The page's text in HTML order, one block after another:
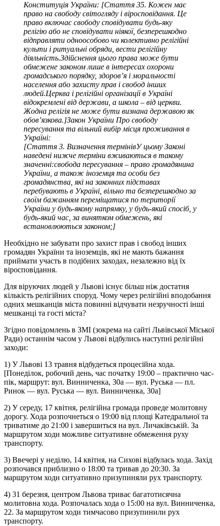
Конституція України: [Стаття 35. Кожен має
право на свободу світогляду і віросповідання. Це
право включає свободу сповідувати будь-яку
релігію або не сповідувати ніякої, безперешкодно
відправляти одноособово чи колективно релігійні
культи і ритуальні обряди, вести релігійну
діяльність.Здійснення цього права може бути
обмежене законом лише в інтересах охорони
громадського порядку, здоров’я і моральності
населення або захисту прав і свобод інших
людей.Церква і релігійні організації в Україні
відокремлені від держави, а школа – від церкви.
Жодна релігія не може бути визнана державою як
обов’язкова.]Закон України Про свободу
пересування та вільний вибір місця проживання в
Україні:
[Стаття 3. Визначення термінівУ цьому Законі
наведені нижче терміни вживаються в такому
значенні:свобода пересування – право громадянина
України, а також іноземця та особи без
громадянства, які на законних підставах
перебувають в Україні, вільно та безперешкодно за
своїм бажанням переміщатися по території
України у будь-якому напрямку, у будь-який спосіб, у
будь-який час, за винятком обмежень, які
встановлюються законом;]
Необхідно не забувати про захист прав і свобод інших
громадян України та іноземців, які не мають бажання
приймати участь в подібних заходах, незалежно від їх
віросповідання.
Для віруючих людей у Львові існує більш ніж достатня
кількість релігійних споруд. Чому через релігійні вподобання
одних мешканців міста повинні відчувати незручності інші
мешканці та гості міста?
Згідно повідомлень в ЗМІ (зокрема на сайті Львівської Міської
Ради) останнім часом у Львові відбулись наступні релігійні
заходи:
1) У Львові 13 травня відбудеться процесійна хода.
[Понеділок, робочий день, час початку 19:00 – практично час-
пік, маршрут: вул. Винниченка, 30а — вул. Руська — пл.
Ринок — вул. Руська — вул. Винниченка, 30а]
2) У середу, 17 квітня, релігійна громада проведе молитовну
дорогу. Хода розпочнеться о 19:00 від площі Катедральної та
триватиме до 21:00 і завершиться на вул. Личаківській. За
маршрутом ходи можливе ситуативне обмеження руху
транспорту.
3) Ввечері у неділю, 14 квітня, на Сихові відбулась хода. Захід
розпочався приблизно о 18:00 та тривав до 20:30. За
маршрутом ходи ситуативно призупиняли рух транспорту.
4) 31 березня, центром Львова триває багатотисячна
молитовна хода. Розпочалась хода о 15:00 на вул. Винниченка,
22. За маршрутом ходи тимчасово призупинили рух
транспорту.